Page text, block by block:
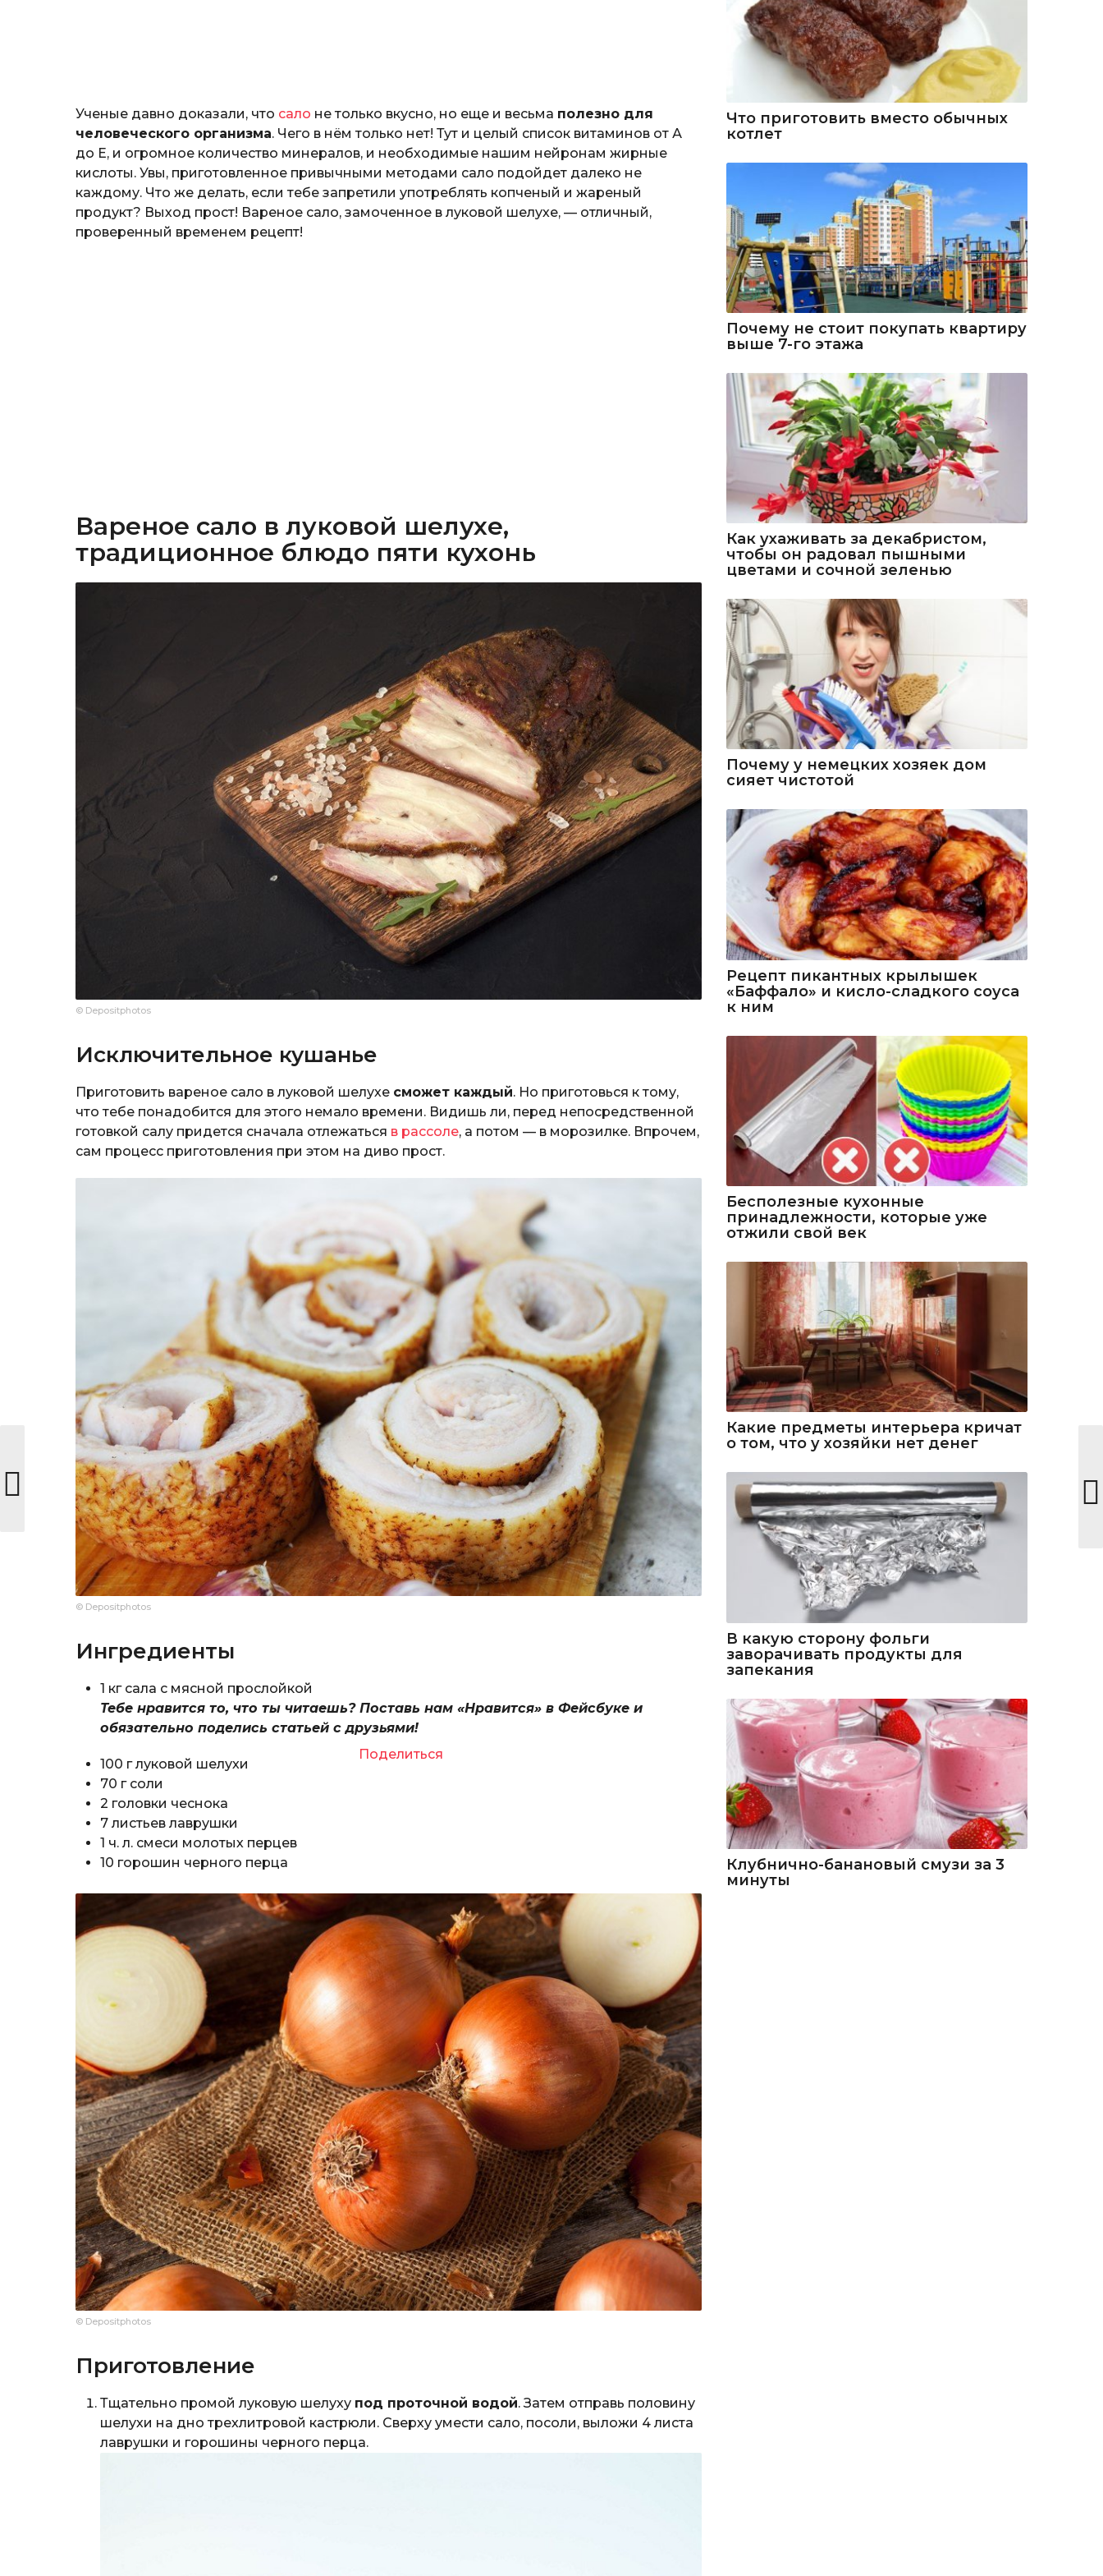
Ученые давно доказали, что сало не только вкусно, но еще и весьма полезно для
человеческого организма. Чего в нём только нет! Тут и целый список витаминов от А
до Е, и огромное количество минералов, и необходимые нашим нейронам жирные
кислоты. Увы, приготовленное привычными методами сало подойдет далеко не
каждому. Что же делать, если тебе запретили употреблять копченый и жареный
продукт? Выход прост! Вареное сало, замоченное в луковой шелухе, — отличный,
проверенный временем рецепт!
Вареное сало в луковой шелухе,
традиционное блюдо пяти кухонь
© Depositphotos
Исключительное кушанье
Приготовить вареное сало в луковой шелухе сможет каждый. Но приготовься к тому,
что тебе понадобится для этого немало времени. Видишь ли, перед непосредственной
готовкой салу придется сначала отлежаться в рассоле, а потом — в морозилке. Впрочем,
сам процесс приготовления при этом на диво прост.
© Depositphotos
Ингредиенты
1 кг сала с мясной прослойкой
Тебе нравится то, что ты читаешь? Поставь нам «Нравится» в Фейсбуке и
обязательно поделись статьей с друзьями!
Поделиться
100 г луковой шелухи
70 г соли
2 головки чеснока
7 листьев лаврушки
1 ч. л. смеси молотых перцев
10 горошин черного перца
© Depositphotos
Приготовление
Тщательно промой луковую шелуху под проточной водой. Затем отправь половину
шелухи на дно трехлитровой кастрюли. Сверху умести сало, посоли, выложи 4 листа
лаврушки и горошины черного перца.
Что приготовить вместо обычных
котлет
Почему не стоит покупать квартиру
выше 7-го этажа
Как ухаживать за декабристом,
чтобы он радовал пышными
цветами и сочной зеленью
Почему у немецких хозяек дом
сияет чистотой
Рецепт пикантных крылышек
«Баффало» и кисло-сладкого соуса
к ним
Бесполезные кухонные
принадлежности, которые уже
отжили свой век
Какие предметы интерьера кричат
о том, что у хозяйки нет денег
В какую сторону фольги
заворачивать продукты для
запекания
Клубнично-банановый смузи за 3
минуты